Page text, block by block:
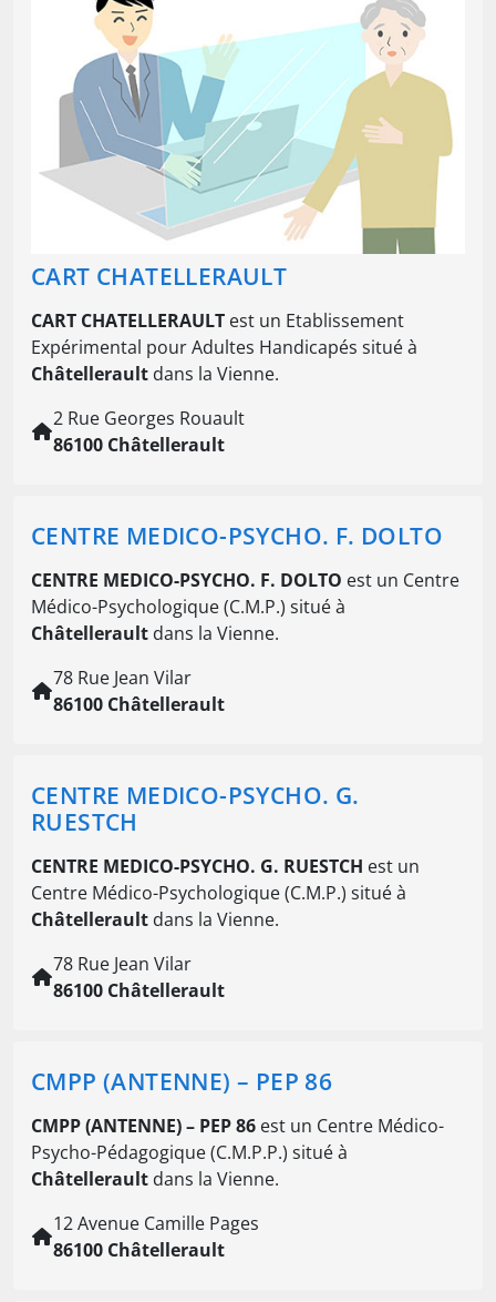
CART CHATELLERAULT
CART CHATELLERAULT est un Etablissement
Expérimental pour Adultes Handicapés situé à
Châtellerault dans la Vienne.
2 Rue Georges Rouault
86100 Châtellerault
CENTRE MEDICO-PSYCHO. F. DOLTO
CENTRE MEDICO-PSYCHO. F. DOLTO est un Centre
Médico-Psychologique (C.M.P.) situé à
Châtellerault dans la Vienne.
78 Rue Jean Vilar
86100 Châtellerault
CENTRE MEDICO-PSYCHO. G.
RUESTCH
CENTRE MEDICO-PSYCHO. G. RUESTCH est un
Centre Médico-Psychologique (C.M.P.) situé à
Châtellerault dans la Vienne.
78 Rue Jean Vilar
86100 Châtellerault
CMPP (ANTENNE) – PEP 86
CMPP (ANTENNE) – PEP 86 est un Centre Médico-
Psycho-Pédagogique (C.M.P.P.) situé à
Châtellerault dans la Vienne.
12 Avenue Camille Pages
86100 Châtellerault